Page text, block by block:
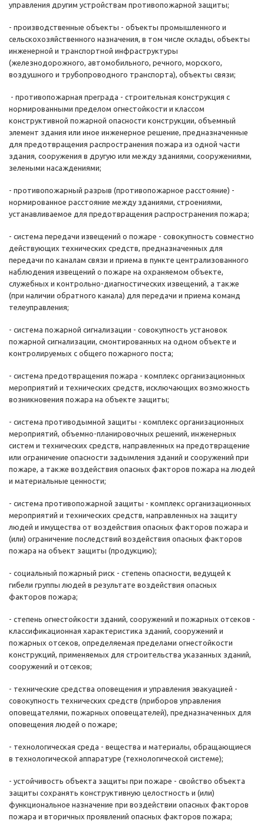
управления другим устройствам противопожарной защиты;
- производственные объекты - объекты промышленного и
сельскохозяйственного назначения, в том числе склады, объекты
инженерной и транспортной инфраструктуры
(железнодорожного, автомобильного, речного, морского,
воздушного и трубопроводного транспорта), объекты связи;
- противопожарная преграда - строительная конструкция с
нормированными пределом огнестойкости и классом
конструктивной пожарной опасности конструкции, объемный
элемент здания или иное инженерное решение, предназначенные
для предотвращения распространения пожара из одной части
здания, сооружения в другую или между зданиями, сооружениями,
зелеными насаждениями;
- противопожарный разрыв (противопожарное расстояние) -
нормированное расстояние между зданиями, строениями,
устанавливаемое для предотвращения распространения пожара;
- система передачи извещений о пожаре - совокупность совместно
действующих технических средств, предназначенных для
передачи по каналам связи и приема в пункте централизованного
наблюдения извещений о пожаре на охраняемом объекте,
служебных и контрольно-диагностических извещений, а также
(при наличии обратного канала) для передачи и приема команд
телеуправления;
- система пожарной сигнализации - совокупность установок
пожарной сигнализации, смонтированных на одном объекте и
контролируемых с общего пожарного поста;
- система предотвращения пожара - комплекс организационных
мероприятий и технических средств, исключающих возможность
возникновения пожара на объекте защиты;
- система противодымной защиты - комплекс организационных
мероприятий, объемно-планировочных решений, инженерных
систем и технических средств, направленных на предотвращение
или ограничение опасности задымления зданий и сооружений при
пожаре, а также воздействия опасных факторов пожара на людей
и материальные ценности;
- система противопожарной защиты - комплекс организационных
мероприятий и технических средств, направленных на защиту
людей и имущества от воздействия опасных факторов пожара и
(или) ограничение последствий воздействия опасных факторов
пожара на объект защиты (продукцию);
- социальный пожарный риск - степень опасности, ведущей к
гибели группы людей в результате воздействия опасных
факторов пожара;
- степень огнестойкости зданий, сооружений и пожарных отсеков -
классификационная характеристика зданий, сооружений и
пожарных отсеков, определяемая пределами огнестойкости
конструкций, применяемых для строительства указанных зданий,
сооружений и отсеков;
- технические средства оповещения и управления эвакуацией -
совокупность технических средств (приборов управления
оповещателями, пожарных оповещателей), предназначенных для
оповещения людей о пожаре;
- технологическая среда - вещества и материалы, обращающиеся
в технологической аппаратуре (технологической системе);
- устойчивость объекта защиты при пожаре - свойство объекта
защиты сохранять конструктивную целостность и (или)
функциональное назначение при воздействии опасных факторов
пожара и вторичных проявлений опасных факторов пожара;